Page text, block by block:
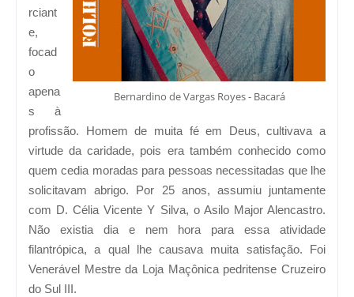
Bernardino de Vargas Royes - Bacará
rciant
e,
focad
o
apena
s à
profissão. Homem de muita fé em Deus, cultivava a
virtude da caridade, pois era também conhecido como
quem cedia moradas para pessoas necessitadas que lhe
solicitavam abrigo. Por 25 anos, assumiu juntamente
com D. Célia Vicente Y Silva, o Asilo Major Alencastro.
Não existia dia e nem hora para essa atividade
filantrópica, a qual lhe causava muita satisfação. Foi
Venerável Mestre da Loja Maçônica pedritense Cruzeiro
do Sul III.